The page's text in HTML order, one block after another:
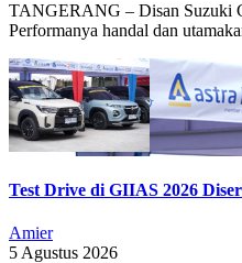
TANGERANG – Disan Suzuki
Performanya handal dan
Test Drive di GIIAS 2026
Amier
5 Agustus 2026